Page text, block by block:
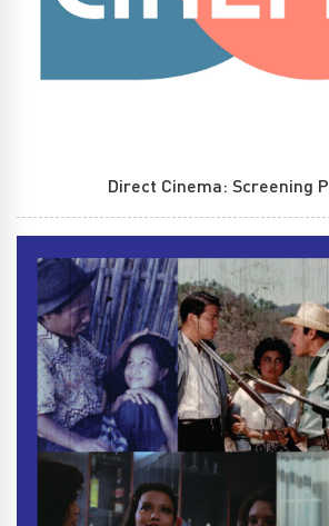
Direct Cinema: Screening